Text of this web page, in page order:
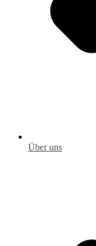
Über uns